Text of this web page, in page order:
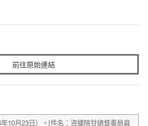
前往原始連結